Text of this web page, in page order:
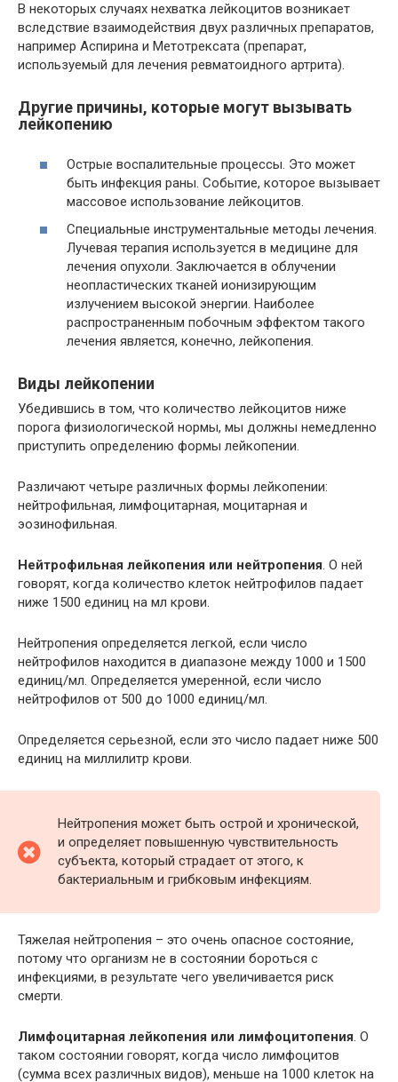
В некоторых случаях нехватка лейкоцитов возникает
вследствие взаимодействия двух различных препаратов,
например Аспирина и Метотрексата (препарат,
используемый для лечения ревматоидного артрита).
Другие причины, которые могут вызывать
лейкопению
Острые воспалительные процессы. Это может
быть инфекция раны. Событие, которое вызывает
массовое использование лейкоцитов.
Специальные инструментальные методы лечения.
Лучевая терапия используется в медицине для
лечения опухоли. Заключается в облучении
неопластических тканей ионизирующим
излучением высокой энергии. Наиболее
распространенным побочным эффектом такого
лечения является, конечно, лейкопения.
Виды лейкопении
Убедившись в том, что количество лейкоцитов ниже
порога физиологической нормы, мы должны немедленно
приступить определению формы лейкопении.
Различают четыре различных формы лейкопении:
нейтрофильная, лимфоцитарная, моцитарная и
эозинофильная.
Нейтрофильная лейкопения или нейтропения. О ней
говорят, когда количество клеток нейтрофилов падает
ниже 1500 единиц на мл крови.
Нейтропения определяется легкой, если число
нейтрофилов находится в диапазоне между 1000 и 1500
единиц/мл. Определяется умеренной, если число
нейтрофилов от 500 до 1000 единиц/мл.
Определяется серьезной, если это число падает ниже 500
единиц на миллилитр крови.
Нейтропения может быть острой и хронической,
и определяет повышенную чувствительность
субъекта, который страдает от этого, к
бактериальным и грибковым инфекциям.
Тяжелая нейтропения – это очень опасное состояние,
потому что организм не в состоянии бороться с
инфекциями, в результате чего увеличивается риск
смерти.
Лимфоцитарная лейкопения или лимфоцитопения. О
таком состоянии говорят, когда число лимфоцитов
(сумма всех различных видов), меньше на 1000 клеток на